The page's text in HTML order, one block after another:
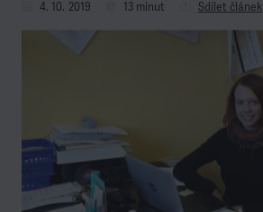
4. 10. 2019 13 minut Sdílet článek